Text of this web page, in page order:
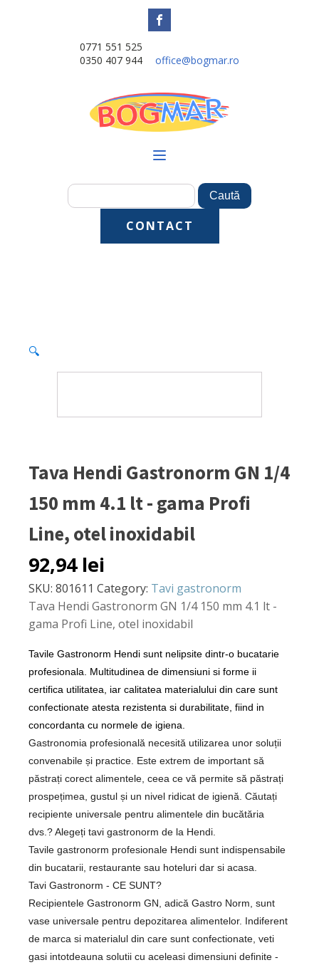
0771 551 525
0350 407 944
office@bogmar.ro
CONTACT
🔍
Tava Hendi Gastronorm GN 1/4
150 mm 4.1 lt - gama Profi
Line, otel inoxidabil
92,94 lei
SKU: 801611 Category: Tavi gastronorm
Tava Hendi Gastronorm GN 1/4 150 mm 4.1 lt -
gama Profi Line, otel inoxidabil
Tavile Gastronorm Hendi sunt nelipsite dintr-o bucatarie
profesionala. Multitudinea de dimensiuni si forme ii
certifica utilitatea, iar calitatea materialului din care sunt
confectionate atesta rezistenta si durabilitate, fiind in
concordanta cu normele de igiena.
Gastronomia profesională necesită utilizarea unor soluții
convenabile și practice. Este extrem de important să
păstrați corect alimentele, ceea ce vă permite să păstrați
prospețimea, gustul și un nivel ridicat de igienă. Căutați
recipiente universale pentru alimentele din bucătăria
dvs.? Alegeți tavi gastronorm de la Hendi.
Tavile gastronorm profesionale Hendi sunt indispensabile
din bucatarii, restaurante sau hoteluri dar si acasa.
Tavi Gastronorm - CE SUNT?
Recipientele Gastronorm GN, adică Gastro Norm, sunt
vase universale pentru depozitarea alimentelor. Indiferent
de marca si materialul din care sunt confectionate, veti
gasi intotdeauna solutii cu aceleasi dimensiuni definite -